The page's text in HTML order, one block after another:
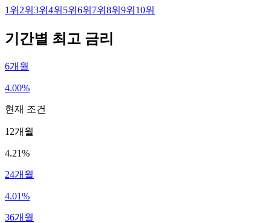
1 위 2위 3위 4위 5위 6위 7위 8위 9위 10위
기간별 최고 금리
6개월
4.00%
현재 조건
12개월
4.21%
24개월
4.01%
36개월